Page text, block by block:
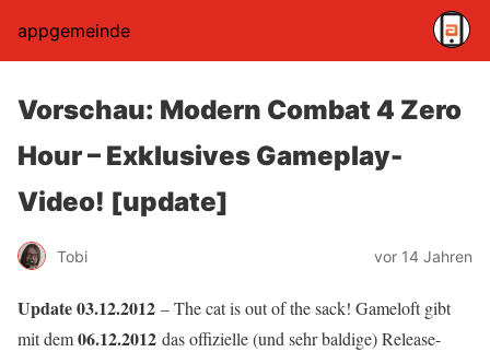
appgemeinde
Vorschau: Modern Combat 4 Zero
Hour – Exklusives Gameplay-
Video! [update]
Tobi vor 14 Jahren
Update 03.12.2012 – The cat is out of the sack! Gameloft gibt
mit dem06.12.2012 das offizielle (und sehr baldige) Release-